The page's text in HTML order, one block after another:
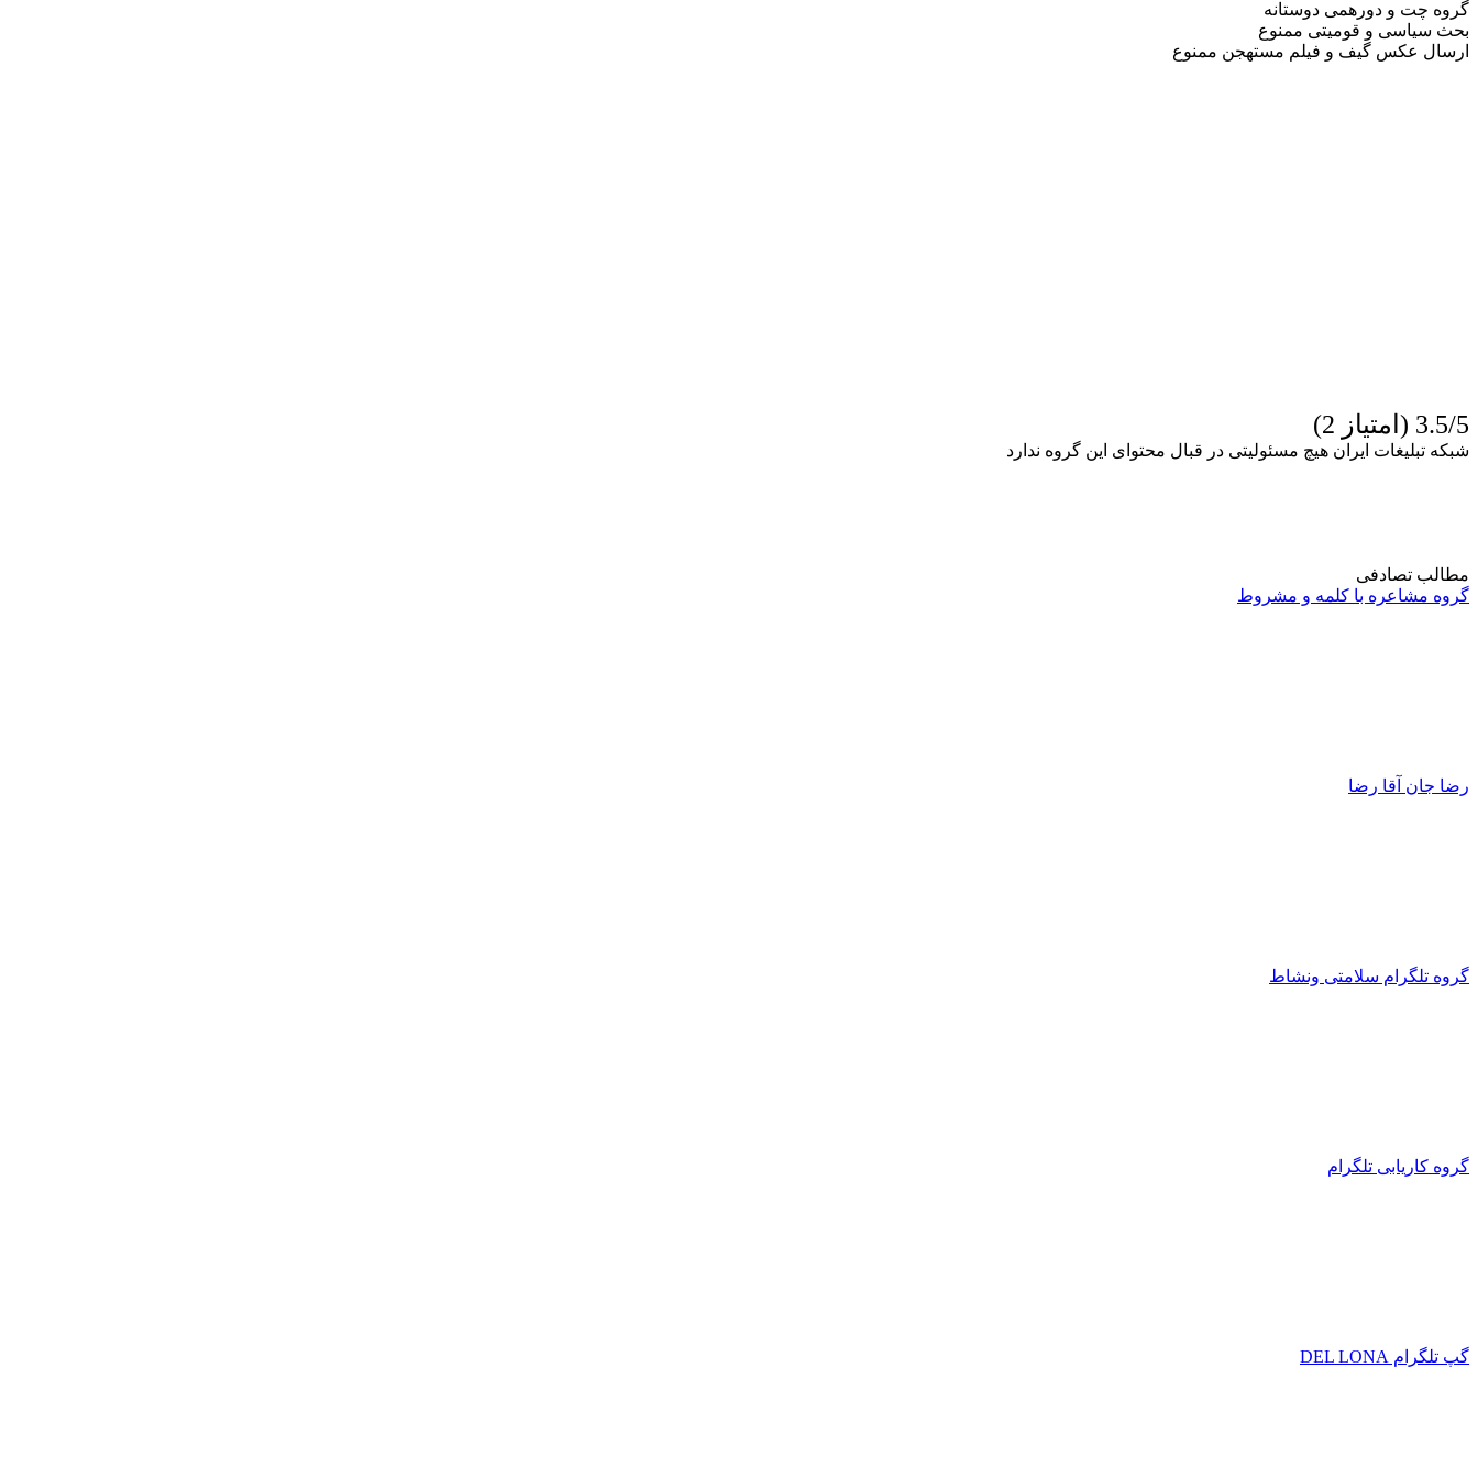
گروه چت و دورهمی دوستانه
بحث سیاسی و قومیتی ممنوع
ارسال عکس گیف و فیلم مستهجن ممنوع
3.5/5 (امتیاز 2)
شبکه تبلیغات ایران هیچ مسئولیتی در قبال محتوای این گروه ندارد
مطالب تصادفی
گروه مشاعره با کلمه و مشروط
رضا جان آقا رضا
گروه تلگرام سلامتی ونشاط
گروه کاریابی تلگرام
گپ تلگرام DEL LONA